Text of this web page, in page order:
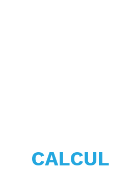
CALCUL